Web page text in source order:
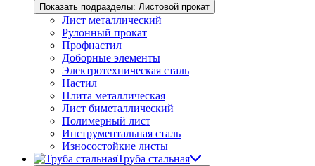
Показать подразделы: Листовой прокат
Лист металлический
Рулонный прокат
Профнастил
Доборные элементы
Электротехническая сталь
Настил
Плита металлическая
Лист биметаллический
Полимерный лист
Инструментальная сталь
Износостойкие листы
Труба стальная